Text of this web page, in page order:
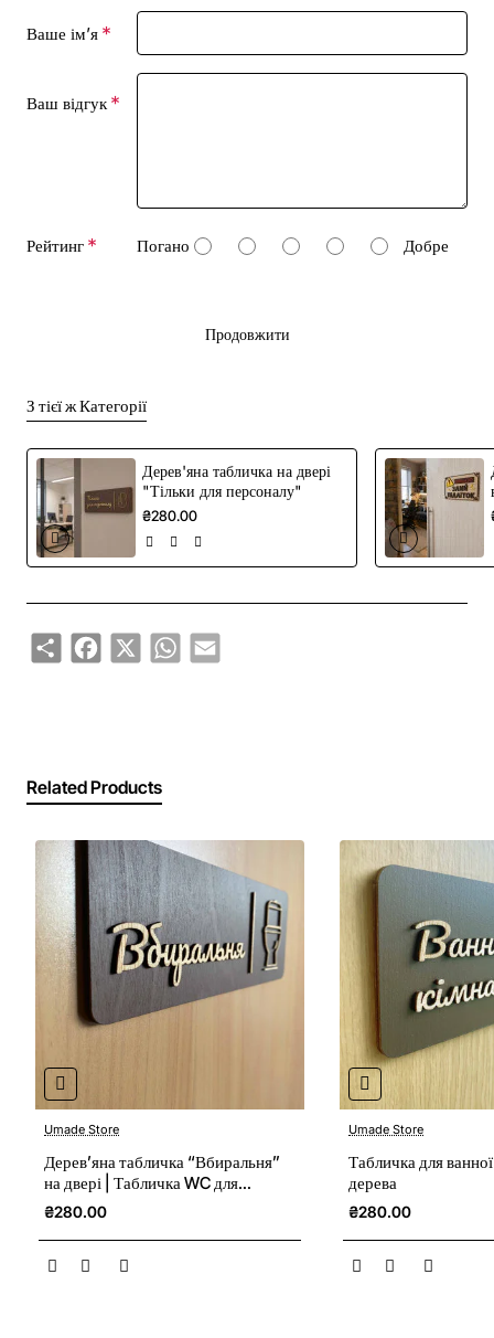
«Зверніть увагу: текстура дерева може відрізнятися, що
робить кожен виріб унікальним».
Ваше ім’я
Ваш відгук
Рейтинг Погано Добре
Продовжити
З тієї ж Категорії
Дерев'яна табличка на двері
"Тільки для персоналу"
₴280.00
ShareFacebook
X WhatsApp
Email
Related Products
Umade Store
Дерев’яна табличка “Вбиральня”
на двері | Табличка WC для
туалету
₴280.00
Umade Store
Табличка для
дерева
₴280.00